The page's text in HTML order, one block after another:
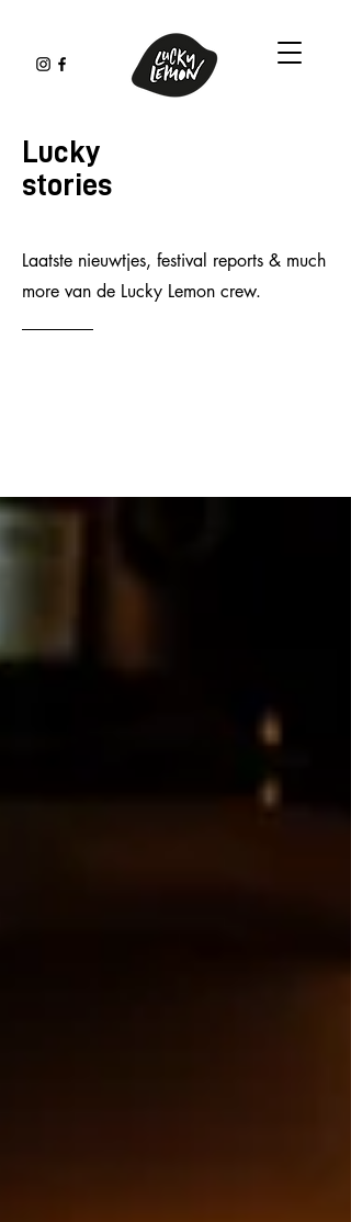
Lucky
stories
Laatste nieuwtjes, festival reports & much
more van de Lucky Lemon crew.